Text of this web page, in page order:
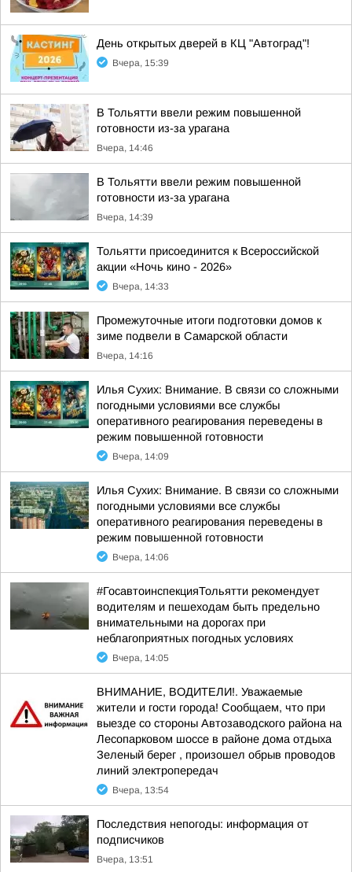
День открытых дверей в КЦ "Автоград"!
Вчера, 15:39
В Тольятти ввели режим повышенной
готовности из-за урагана
Вчера, 14:46
В Тольятти ввели режим повышенной
готовности из-за урагана
Вчера, 14:39
Тольятти присоединится к Всероссийской
акции «Ночь кино - 2026»
Вчера, 14:33
Промежуточные итоги подготовки домов к
зиме подвели в Самарской области
Вчера, 14:16
Илья Сухих: Внимание. В связи со сложными
погодными условиями все службы
оперативного реагирования переведены в
режим повышенной готовности
Вчера, 14:09
Илья Сухих: Внимание. В связи со сложными
погодными условиями все службы
оперативного реагирования переведены в
режим повышенной готовности
Вчера, 14:06
#ГосавтоинспекцияТольятти рекомендует
водителям и пешеходам быть предельно
внимательными на дорогах при
неблагоприятных погодных условиях
Вчера, 14:05
ВНИМАНИЕ, ВОДИТЕЛИ!. Уважаемые
жители и гости города! Сообщаем, что при
выезде со стороны Автозаводского района на
Лесопарковом шоссе в районе дома отдыха
Зеленый берег , произошел обрыв проводов
линий электропередач
Вчера, 13:54
Последствия непогоды: информация от
подписчиков
Вчера, 13:51